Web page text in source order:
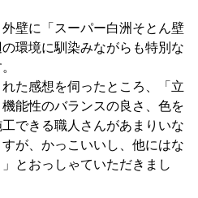
壁に「スーパー白洲そとん壁
環境に馴染みながらも特別な
た感想を伺ったところ、「立
能性のバランスの良さ、色を
できる職人さんがあまりいな
が、かっこいいし、他にはな
とおっしゃていただきまし